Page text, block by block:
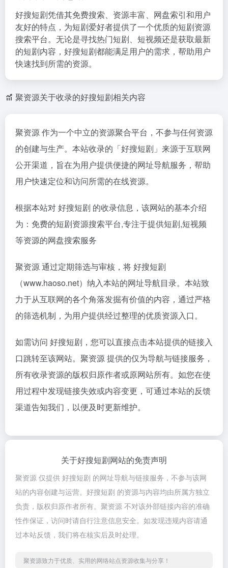
好搜短剧凭借其免费搜索、资源丰富、网盘索引和用户
友好的特点，为短剧爱好者提供了一个优质的短剧资源
搜索平台。无论是寻找热门短剧、短视频还是获取最新
的短剧内容，好搜短剧都能满足用户的需求，帮助用户
快速找到所需的资源。
聚资源关于收录的好搜短剧相关内容
聚资源 作为一个中立的资源聚合平台，不参与任何资源
的创建与生产。本站收录的「好搜短剧」来源于互联网
公开渠道，旨在为用户提供便捷的网址导航服务，帮助
用户快速定位和访问所需的在线资源。
根据本站对 好搜短剧 的收录信息，该网站的基本介绍
为：免费的短剧资源搜索平台,专注于提供短剧,短视频
等资源的网盘搜索服务
聚资源 通过定期筛选与审核，将 好搜短剧
（www.haoso.net）纳入本站的网址导航目录。本站致
力于从互联网的各个角落发掘有价值的内容，通过严格
的筛选机制，为用户提供经过整理的优质资源入口。
如需访问 好搜短剧，您可以直接点击本站提供的链接入
口跳转至该网站。聚资源 提供的仅为导航与链接服务，
所有收录资源的版权归原作者或原网站所有。如您在使
用过程中发现链接失效或内容变更，可通过本站的反馈
渠道告知我们，以便及时更新维护。
关于好搜短剧网站的免责声明
聚资源 仅提供 好搜短剧 的网址导航与链接服务，不参与该网
站的内容创建与运营。好搜短剧 的资源与内容均由所属方独立
负责，版权归原作者所有。聚资源 不对该外部链接内容的准确
性作保证，访问时请自行注意信息安全。如发现违规内容请通
过本站反馈，我们将在核实后及时处理。
聚资源致力于优质、实用的网络站点资源收集与分享！